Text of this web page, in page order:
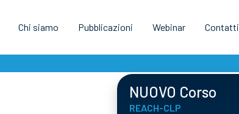
Chi siamo Pubblicazioni Webinar Contatti
NUOVO Corso
REACH-CLP